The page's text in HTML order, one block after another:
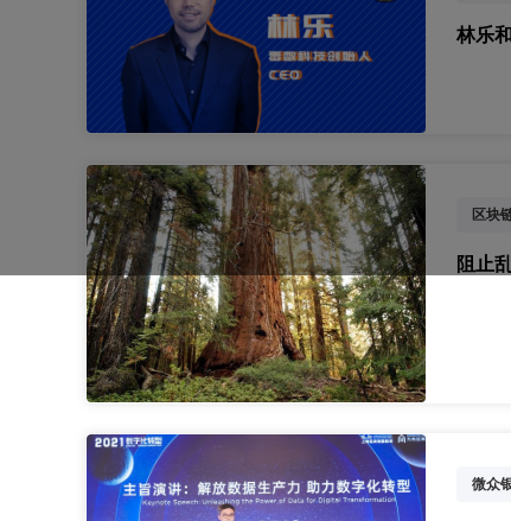
林乐
区块
阻止
微众